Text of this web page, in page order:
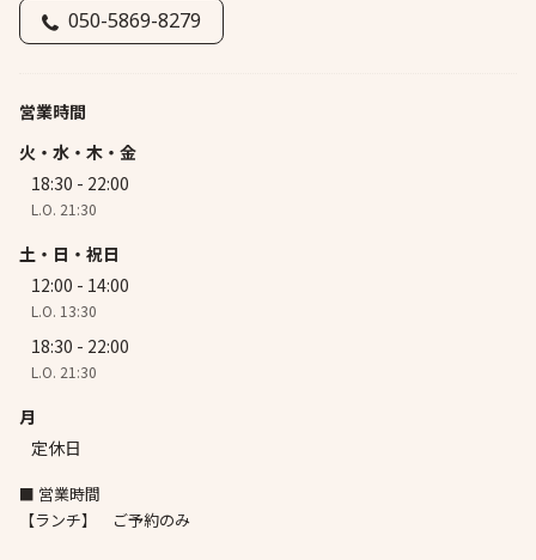
050-5869-8279
営業時間
火・水・木・金
18:30 - 22:00
L.O. 21:30
土・日・祝日
12:00 - 14:00
L.O. 13:30
18:30 - 22:00
L.O. 21:30
月
定休日
■ 営業時間
【ランチ】 ご予約のみ